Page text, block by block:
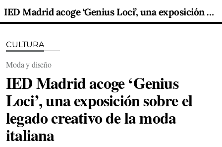
IED Madrid acoge ‘Genius Loci’, una exposición sobre el legado creativo de la moda italiana
CULTURA
Moda y diseño
IED Madrid acoge ‘Genius
Loci’, una exposición sobre el
legado creativo de la moda
italiana